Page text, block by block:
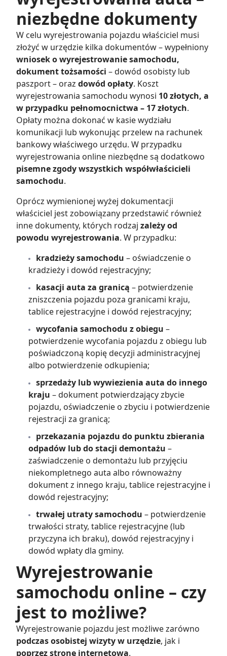
niezbędne dokumenty
W celu wyrejestrowania pojazdu właściciel musi
złożyć w urzędzie kilka dokumentów – wypełniony
wniosek o wyrejestrowanie samochodu,
dokument tożsamości – dowód osobisty lub
paszport – oraz dowód opłaty. Koszt
wyrejestrowania samochodu wynosi 10 złotych, a
w przypadku pełnomocnictwa – 17 złotych.
Opłaty można dokonać w kasie wydziału
komunikacji lub wykonując przelew na rachunek
bankowy właściwego urzędu. W przypadku
wyrejestrowania online niezbędne są dodatkowo
pisemne zgody wszystkich współwłaścicieli
samochodu.
Oprócz wymienionej wyżej dokumentacji
właściciel jest zobowiązany przedstawić również
inne dokumenty, których rodzaj zależy od
powodu wyrejestrowania. W przypadku:
kradzieży samochodu – oświadczenie o
kradzieży i dowód rejestracyjny;
kasacji auta za granicą – potwierdzenie
zniszczenia pojazdu poza granicami kraju,
tablice rejestracyjne i dowód rejestracyjny;
wycofania samochodu z obiegu –
potwierdzenie wycofania pojazdu z obiegu lub
poświadczoną kopię decyzji administracyjnej
albo potwierdzenie odkupienia;
sprzedaży lub wywiezienia auta do innego
kraju – dokument potwierdzający zbycie
pojazdu, oświadczenie o zbyciu i potwierdzenie
rejestracji za granicą;
przekazania pojazdu do punktu zbierania
odpadów lub do stacji demontażu –
zaświadczenie o demontażu lub przyjęciu
niekompletnego auta albo równoważny
dokument z innego kraju, tablice rejestracyjne i
dowód rejestracyjny;
trwałej utraty samochodu – potwierdzenie
trwałości straty, tablice rejestracyjne (lub
przyczyna ich braku), dowód rejestracyjny i
dowód wpłaty dla gminy.
Wyrejestrowanie
samochodu online – czy
jest to możliwe?
Wyrejestrowanie pojazdu jest możliwe zarówno
podczas osobistej wizyty w urzędzie, jak i
poprzez stronę internetową.